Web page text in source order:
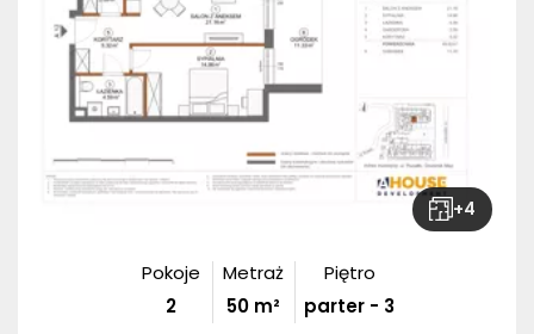
+4
Pokoje
2
Metraż
50 m²
Piętro
parter - 3